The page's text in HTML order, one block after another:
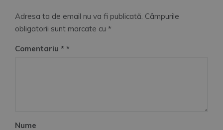
Adresa ta de email nu va fi publicată. Câmpurile
obligatorii sunt marcate cu *
Comentariu *
Nume